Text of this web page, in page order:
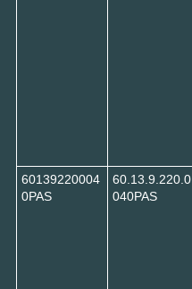
60139220004
0PAS
60.13.9.220.0
040PAS